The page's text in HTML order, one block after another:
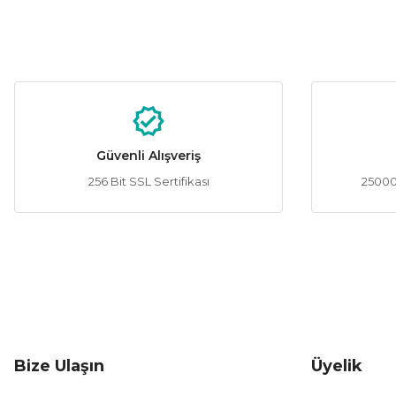
Ürün açıklamasında eksik bilgiler bulunuyor.
Ürün fiyatı diğer sitelerden daha pahalı.
Güvenli Alışveriş
256 Bit SSL Sertifikası
Bize Ulaşın Üyelik